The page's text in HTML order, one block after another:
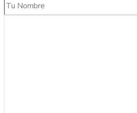
CURSOS 2025